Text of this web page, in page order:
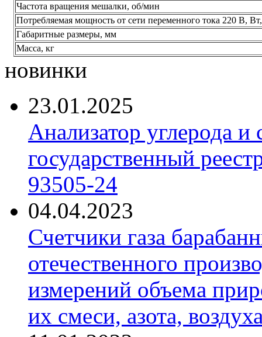
Частота вращения мешалки, об/мин
Потребляемая мощность от сети переменного тока 220 В,
Габаритные размеры, мм
Масса, кг
новинки
23.01.2025
Анализатор углерода
государственный
93505-24
04.04.2023
Счетчики газа
отечественного
измерений объема
их смеси, азота,